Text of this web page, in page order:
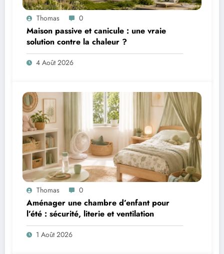
Thomas 0
Maison passive et canicule : une vraie
solution contre la chaleur ?
4 Août 2026
Thomas 0
Aménager une chambre d’enfant pour
l’été : sécurité, literie et ventilation
1 Août 2026